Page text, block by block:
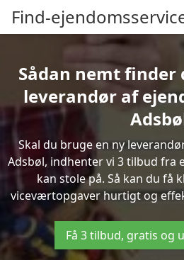
Find-
Sådan nemt finder
leverandør af
Skal du bruge en ny
Adsbøl, indhenter vi 3 tilbud fra
kan stole på. Så kan du få
viceværtopgaver hurtigt og
Få 3 tilbud, gratis og